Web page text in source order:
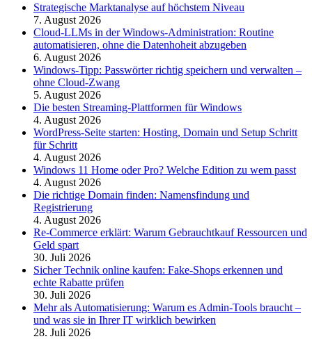
Strategische Marktanalyse auf höchstem Niveau
7. August 2026
Cloud-LLMs in der Windows-Administration: Routine
automatisieren, ohne die Datenhoheit abzugeben
6. August 2026
Windows-Tipp: Passwörter richtig speichern und verwalten –
ohne Cloud-Zwang
5. August 2026
Die besten Streaming-Plattformen für Windows
4. August 2026
WordPress-Seite starten: Hosting, Domain und Setup Schritt
für Schritt
4. August 2026
Windows 11 Home oder Pro? Welche Edition zu wem passt
4. August 2026
Die richtige Domain finden: Namensfindung und
Registrierung
4. August 2026
Re-Commerce erklärt: Warum Gebrauchtkauf Ressourcen und
Geld spart
30. Juli 2026
Sicher Technik online kaufen: Fake-Shops erkennen und
echte Rabatte prüfen
30. Juli 2026
Mehr als Automatisierung: Warum es Admin-Tools braucht –
und was sie in Ihrer IT wirklich bewirken
28. Juli 2026